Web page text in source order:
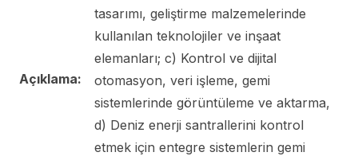
Açıklama:
tasarımı, geliştirme malzemelerinde
kullanılan teknolojiler ve inşaat
elemanları; c) Kontrol ve dijital
otomasyon, veri işleme, gemi
sistemlerinde görüntüleme ve aktarma,
d) Deniz enerji santrallerini kontrol
etmek için entegre sistemlerin gemi